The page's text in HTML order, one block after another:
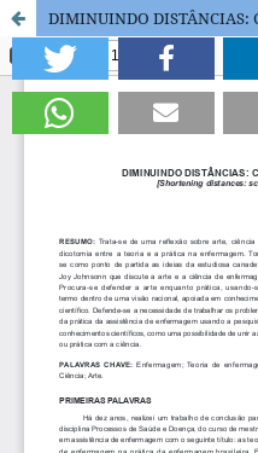
DIMINUINDO DISTÂNCIAS: